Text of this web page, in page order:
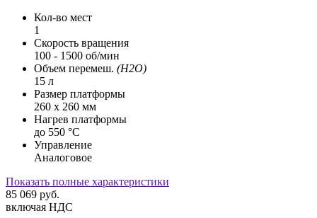
Кол-во мест
1
Скорость вращения
100 - 1500 об/мин
Объем перемеш. (H2O)
15 л
Размер платформы
260 x 260 мм
Нагрев платформы
до 550 °С
Управление
Аналоговое
Показать полные характеристики
85 069 руб.
включая НДС